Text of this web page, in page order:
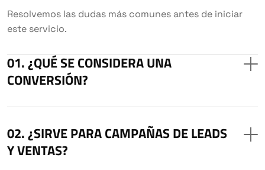
Resolvemos las dudas más comunes antes de iniciar
este servicio.
¿QUÉ SE CONSIDERA UNA
CONVERSIÓN?
¿SIRVE PARA CAMPAÑAS DE LEADS
Y VENTAS?